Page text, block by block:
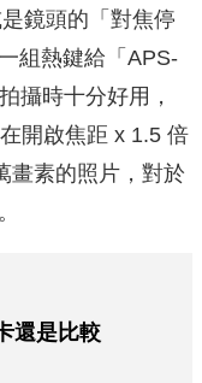
鏡頭的「對焦停
組熱鍵給「APS-
攝時十分好用，
開啟焦距 x 1.5 倍
畫素的照片，對於
還是比較